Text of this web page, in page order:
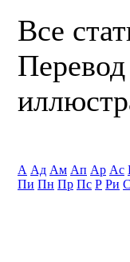
Все
А Ад Ам Ап Ар Ас
Пи Пн Пр Пс Р Ри С